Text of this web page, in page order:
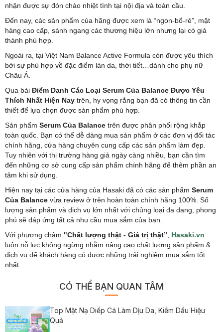
nhận được sự đón chào nhiệt tình tại nội địa và toàn cầu.
Đến nay, các sản phẩm của hãng được xem là “ngon-bổ-rẻ”, mặt
hàng cao cấp, sánh ngang các thương hiệu lớn nhưng lại có giá
thành phù hợp.
Ngoài ra, tại Việt Nam Balance Active Formula còn được yêu thích
bởi sự phù hợp về đặc điểm làn da, thời tiết…dành cho phụ nữ
Châu Á.
Qua bài Điểm Danh Các Loại Serum Của Balance Được Yêu
Thích Nhất Hiện Nay trên, hy vọng rằng bạn đã có thông tin cần
thiết để lựa chọn được sản phẩm phù hợp.
Sản phẩm Serum Của Balance trên được phân phối rộng khắp
toàn quốc. Bạn có thể dễ dàng mua sản phẩm ở các đơn vị đối tác
chính hãng, cửa hàng chuyên cung cấp các sản phẩm làm đẹp.
Tuy nhiên với thị trường hàng giả ngày càng nhiều, bạn cần tìm
đến những cơ sở cung cấp sản phẩm chính hãng để thêm phần an
tâm khi sử dụng.
Hiện nay tại các cửa hàng của Hasaki đã có các sản phẩm Serum
Của Balance vừa review ở trên hoàn toàn chính hãng 100%. Số
lượng sản phẩm và dịch vụ lớn nhất với chủng loại đa dạng, phong
phú sẽ đáp ứng tất cả nhu cầu mua sắm của bạn.
Với phương châm "Chất lượng thật - Giá trị thật”
Hasaki.vn
luôn nỗ lực không ngừng nhằm nâng cao chất lượng sản phẩm &
dịch vụ để khách hàng có được những trải nghiệm mua sắm tốt
nhất.
CÓ THỂ BẠN QUAN TÂM
Top Mặt Nạ Diếp Cá Làm Dịu Da, Kiềm Dầu Hiệu
Quả